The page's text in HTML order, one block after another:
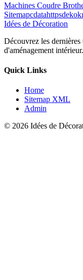
Machines Coudre
Idées de Décoration
Découvrez les dernières
d'aménagement intérieur.
Quick Links
Home
Sitemap XML
Admin
© 2026 Idées de